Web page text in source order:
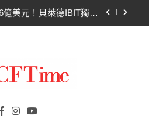
億美元！貝萊德IBIT獨佔
均線1,920成關鍵 期貨槓
桿比率逼近0.65
億美元！貝萊德IBIT獨佔
）、區塊鏈、NFT、加密貨